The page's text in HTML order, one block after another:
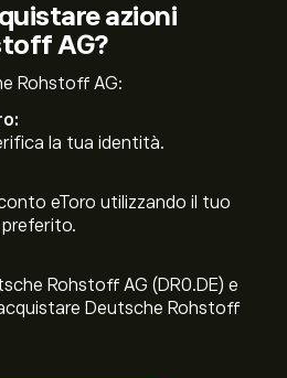
azioni
AG?
Rohstoff AG:
la tua identità.
eToro utilizzando il tuo
Rohstoff AG (DR0.DE) e
Deutsche Rohstoff